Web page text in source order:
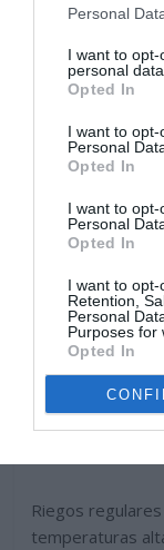
Personal
I want to
personal data.
Opted In
I want to
Personal
Opted In
I want to
Personal
Opted In
I want to opt-
Retention,
Personal
Purposes for
Opted In
Riegos
temperaturas